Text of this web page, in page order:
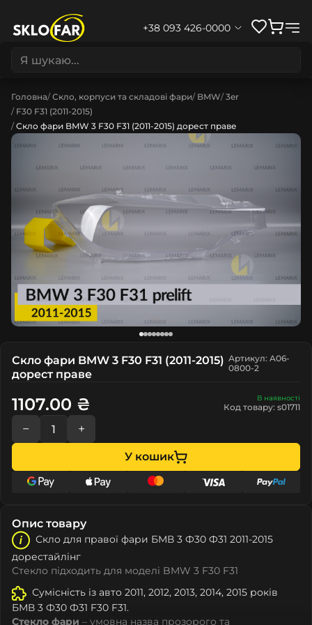
+38 093 426-0000
Головна Скло, корпуси та складові фари BMW 3er
F30 F31 (2011-2015)
Скло фари BMW 3 F30 F31 (2011-2015) дорест праве
Скло фари BMW 3 F30 F31 (2011-2015)
дорест праве
Артикул: A06-
0800-2
В наявності
Код товару: s01711
1107.00 ₴
− +
У кошик
Опис товару
Скло для правої фари БМВ 3 Ф30 Ф31 2011-2015
дорестайлінг
Стекло підходить для моделі BMW 3 F30 F31
Сумісність із авто 2011, 2012, 2013, 2014, 2015 років
БМВ 3 Ф30 Ф31 F30 F31.
Стекло фари – умовна назва прозорого та